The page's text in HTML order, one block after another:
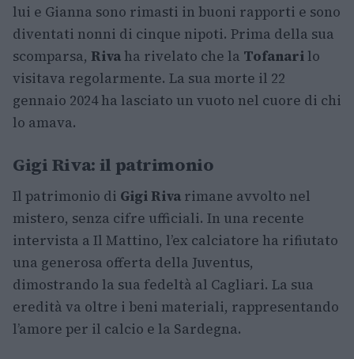
lui e Gianna sono rimasti in buoni rapporti e sono
diventati nonni di cinque nipoti. Prima della sua
scomparsa, Riva ha rivelato che la Tofanari lo
visitava regolarmente. La sua morte il 22
gennaio 2024 ha lasciato un vuoto nel cuore di chi
lo amava.
Gigi Riva: il patrimonio
Il patrimonio di Gigi Riva rimane avvolto nel
mistero, senza cifre ufficiali. In una recente
intervista a Il Mattino, l’ex calciatore ha rifiutato
una generosa offerta della Juventus,
dimostrando la sua fedeltà al Cagliari. La sua
eredità va oltre i beni materiali, rappresentando
l’amore per il calcio e la Sardegna.